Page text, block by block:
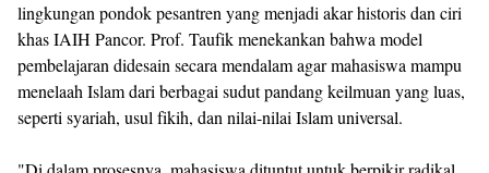
lingkungan pondok pesantren yang menjadi akar historis dan ciri
khas IAIH Pancor. Prof. Taufik menekankan bahwa model
pembelajaran didesain secara mendalam agar mahasiswa mampu
menelaah Islam dari berbagai sudut pandang keilmuan yang luas,
seperti syariah, usul fikih, dan nilai-nilai Islam universal.